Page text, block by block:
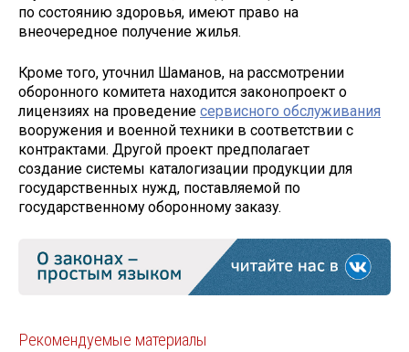
по состоянию здоровья, имеют право на
внеочередное получение жилья.
Кроме того, уточнил Шаманов, на рассмотрении
оборонного комитета находится законопроект о
лицензиях на проведение сервисного обслуживания
вооружения и военной техники в соответствии с
контрактами. Другой проект предполагает
создание системы каталогизации продукции для
государственных нужд, поставляемой по
государственному оборонному заказу.
Рекомендуемые материалы